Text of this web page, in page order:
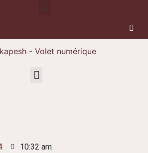
10:32 am